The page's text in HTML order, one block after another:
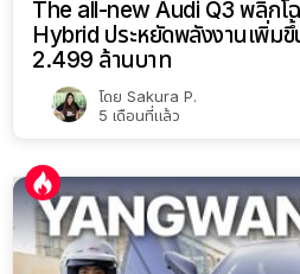
The all-new Audi Q3 พลิกโ
Hybrid ประหยัดพลังงานเพิ่ม
2.499 ล้านบาท
โดย Sakura P.
5 เดือนที่แล้ว